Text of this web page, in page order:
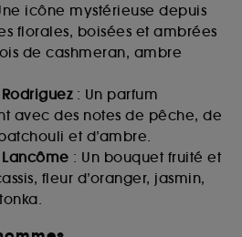
icône mystérieuse depuis
florales, boisées et ambrées
de cashmeran, ambre
: Un parfum
avec des notes de pêche, de
et d’ambre.
: Un bouquet fruité et
fleur d’oranger, jasmin,